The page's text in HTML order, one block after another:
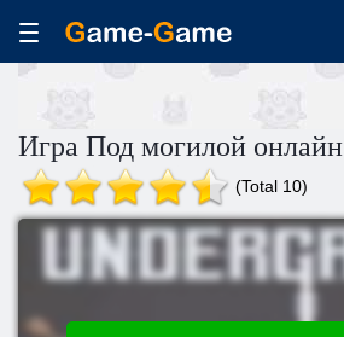
Игра Под могилой онлайн
(Total 10)